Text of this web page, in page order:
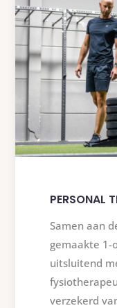
PERSONAL
Samen aan
gemaakte 1-
uitsluitend
verzekerd